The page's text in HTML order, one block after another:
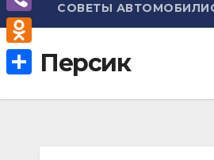
СОВЕТЫ
Персик
A
l
e
g
K
V
i
b
e
O